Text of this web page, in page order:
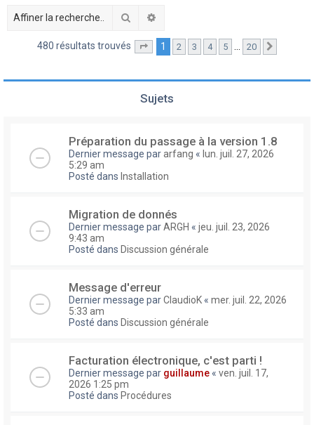
Rechercher
480 résultats trouvés Page sur20
1 2 3 4 5 … 20
Sujets
Préparation du passage à la version 1.8
Dernier message pararfang « lun. juil. 27, 2026
5:29 am
Posté dans Installation
Migration de donnés
Dernier message parARGH « jeu. juil. 23, 2026
9:43 am
Posté dans Discussion générale
Message d'erreur
Dernier message parClaudioK « mer. juil. 22, 2026
5:33 am
Posté dans Discussion générale
Facturation électronique, c'est parti !
Dernier message par guillaume « ven. juil. 17,
2026 1:25 pm
Posté dans Procédures